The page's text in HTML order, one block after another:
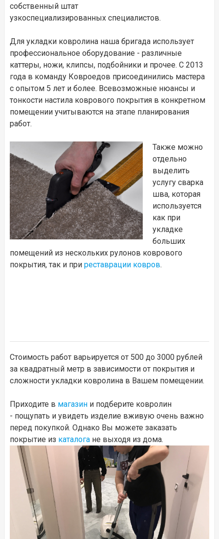
собственный штат
узкоспециализированных специалистов.
Для укладки ковролина наша бригада использует
профессиональное оборудование - различные
каттеры, ножи, клипсы, подбойники и прочее. С 2013
года в команду Ковроедов присоединились мастера
с опытом 5 лет и более. Всевозможные нюансы и
тонкости настила коврового покрытия в конкретном
помещении учитываются на этапе планирования
работ.
Также можно
отдельно
выделить
услугу сварка
шва, которая
используется
как при
укладке
больших
помещений из нескольких рулонов коврового
покрытия, так и при реставрации ковров.
Стоимость работ варьируется от 500 до 3000 рублей
за квадратный метр в зависимости от покрытия и
сложности укладки ковролина в Вашем помещении.
Приходите в магазин и подберите ковролин
- пощупать и увидеть изделие вживую очень важно
перед покупкой. Однако Вы можете заказать
покрытие из каталога не выходя из дома.